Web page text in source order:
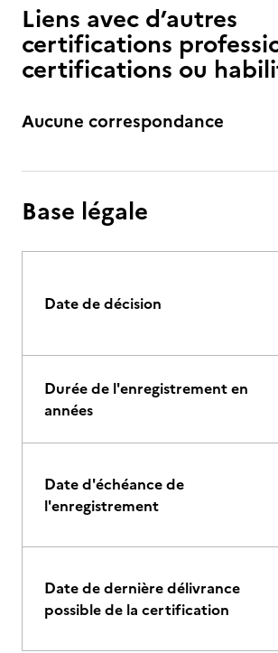
Liens avec d’autres
certifications
certifications ou
Aucune correspondance
Base légale
Date de décision
Durée de l'enregistrement en
années
Date d'échéance de
l'enregistrement
Date de dernière délivrance
possible de la certification